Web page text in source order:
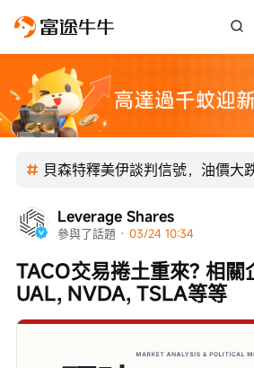
貝森特釋美伊談判信號，油價大
Leverage Shares
參與了話題 · 03/24 10:34
TACO交易捲土重來? 相關
UAL, NVDA, TSLA等等